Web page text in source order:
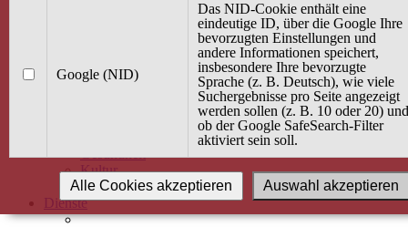
Angebot / Kurs suchen
Babybauch & Elternschaft
Gesundheit
Kultur
Alle Kurse
Dienste
Google (NID)
Das NID-Cookie enthält eine
eindeutige ID, über die Google Ihre
bevorzugten Einstellungen und
andere Informationen speichert,
insbesondere Ihre bevorzugte
Sprache (z. B. Deutsch), wie viele
Suchergebnisse pro Seite angezeigt
werden sollen (z. B. 10 oder 20) und
ob der Google SafeSearch-Filter
aktiviert sein soll.
Auswahl akzeptieren
Alle Cookies akzeptieren